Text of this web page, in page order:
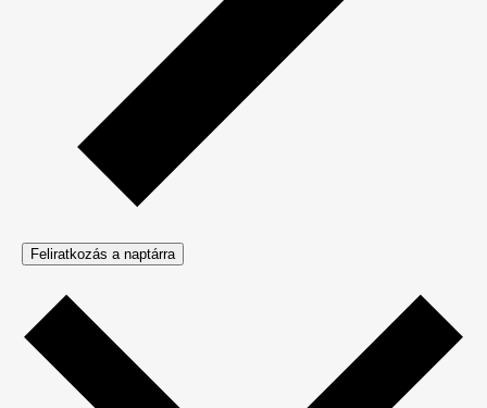
Feliratkozás a naptárra